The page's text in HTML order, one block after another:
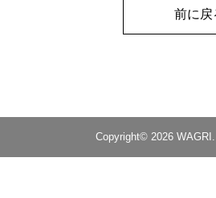
前に戻
Copyright© 2026